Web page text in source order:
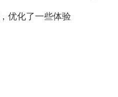
优化了一些体验